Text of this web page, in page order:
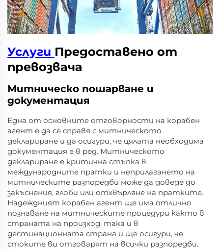
Услуги Предоставено от
превозвача
Митническо пошарване и
документация
Една от основните отговорности на корабен
агент е да се справя с митническото
деклариране и да осигури, че цялата необходима
документация е в ред. Митническото
деклариране е критична стъпка в
международните пратки и неприлагането на
митническите разпоредби може да доведе до
закъснения, глоби или отхвърляне на пратките.
Надеждният корабен агент ще има отлично
познаване на митническите процедури както в
страната на произход, така и в
дестинационната страна и ще осигури, че
стоките ви отговарят на всички разпоредби.